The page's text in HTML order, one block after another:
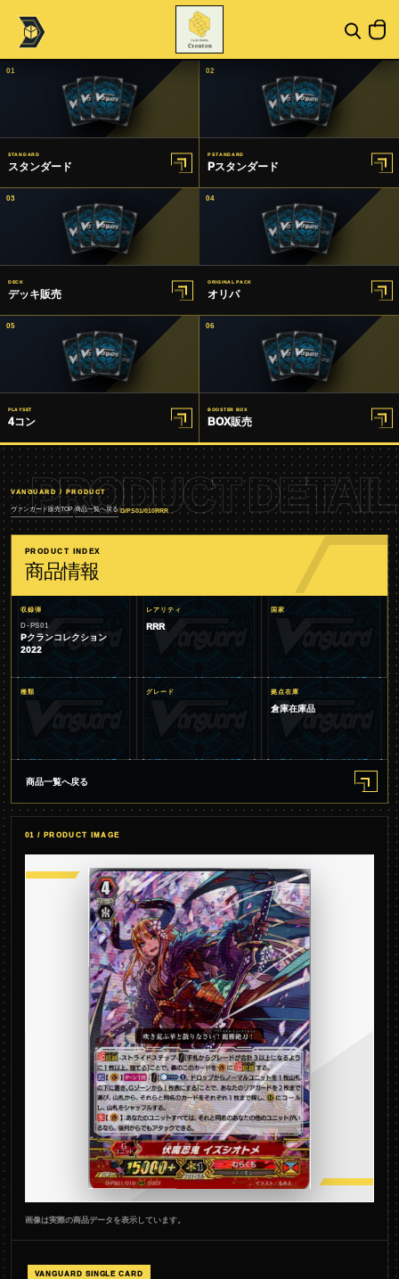
01
STANDARD
スタンダード
02
P STANDARD
Pスタンダード
03
DECK
デッキ販売
04
ORIGINAL PACK
オリパ
05
PLAYSET
4コン
06
BOOSTER BOX
BOX販売
PRODUCT DETAIL
VANGUARD / PRODUCT
ヴァンガード販売TOP/商品一覧へ戻る/D/PS01/010RRR
PRODUCT INDEX
商品情報
収録弾
D-PS01
Pクランコレクション
2022
レアリティ
RRR
国家
種類 グレード 拠点在庫
倉庫在庫品
商品一覧へ戻る
01 / PRODUCT IMAGE
画像は実際の商品データを表示しています。
VANGUARD SINGLE CARD